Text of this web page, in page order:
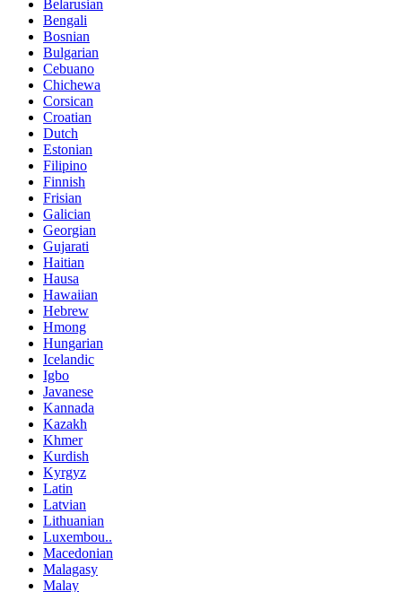
Belarusian
Bengali
Bosnian
Bulgarian
Cebuano
Chichewa
Corsican
Croatian
Dutch
Estonian
Filipino
Finnish
Frisian
Galician
Georgian
Gujarati
Haitian
Hausa
Hawaiian
Hebrew
Hmong
Hungarian
Icelandic
Igbo
Javanese
Kannada
Kazakh
Khmer
Kurdish
Kyrgyz
Latin
Latvian
Lithuanian
Luxembou..
Macedonian
Malagasy
Malay